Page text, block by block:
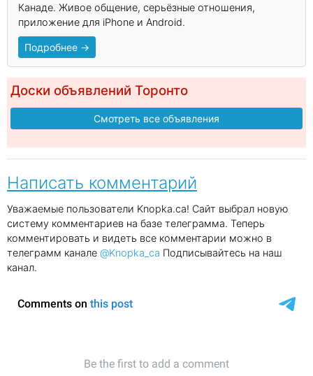
Канаде. Живое общение, серьёзные отношения,
приложение для iPhone и Android.
Подробнее →
Доски объявлений Торонто
Смотреть все объявления
Написать комментарий
Уважаемые пользователи Knopka.ca! Сайт выбрал новую
систему комментариев на базе телеграмма. Теперь
комментировать и видеть все комментарии можно в
телеграмм канале @Knopka_ca Подписывайтесь на наш
канал.